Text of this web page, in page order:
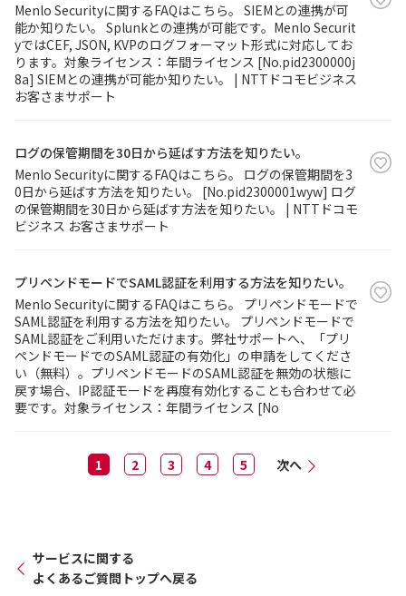
Menlo Securityに関するFAQはこちら。 SIEMとの連携が可
能か知りたい。 Splunkとの連携が可能です。Menlo Securit
yではCEF, JSON, KVPのログフォーマット形式に対応してお
ります。対象ライセンス：年間ライセンス [No.pid2300000j
8a] SIEMとの連携が可能か知りたい。 | NTTドコモビジネス
お客さまサポート
ログの保管期間を30日から延ばす方法を知りたい。
Menlo Securityに関するFAQはこちら。 ログの保管期間を3
0日から延ばす方法を知りたい。 [No.pid2300001wyw] ログ
の保管期間を30日から延ばす方法を知りたい。 | NTTドコモ
ビジネス お客さまサポート
プリペンドモードでSAML認証を利用する方法を知りたい。
Menlo Securityに関するFAQはこちら。 プリペンドモードで
SAML認証を利用する方法を知りたい。 プリペンドモードで
SAML認証をご利用いただけます。弊社サポートへ、「プリ
ペンドモードでのSAML認証の有効化」の申請をしてくださ
い（無料）。プリペンドモードのSAML認証を無効の状態に
戻す場合、IP認証モードを再度有効化することも合わせて必
要です。対象ライセンス：年間ライセンス [No
1 2 3 4 5 次へ
サービスに関する
よくあるご質問トップへ戻る